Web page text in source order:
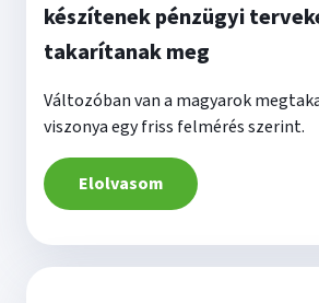
készítenek pénzügyi
takarítanak meg
Változóban van a magyarok
viszonya egy friss felmérés szerint.
Elolvasom